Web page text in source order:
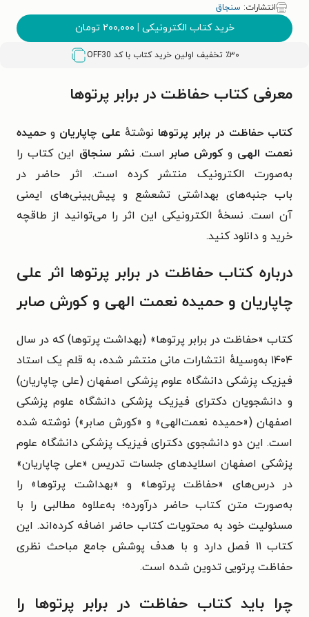
انتشارات: سنجاق
خرید کتاب الکترونیکی | ۲۰۰,۰۰۰ تومان
٪۳۰ تخفیف اولین خرید کتاب با کد OFF30
معرفی کتاب حفاظت در برابر پرتوها
کتاب حفاظت در برابر پرتوها نوشتهٔ علی چاپاریان و حمیده
نعمت الهی و کورش صابر است.نشر سنجاق این کتاب را
به‌صورت الکترونیک منتشر کرده است. اثر حاضر در
باب جنبه‌های بهداشتی تشعشع و پیش‌بینی‌های ایمنی
آن است. نسخهٔ الکترونیکی این اثر را می‌توانید از طاقچه
خرید و دانلود کنید.
درباره کتاب حفاظت در برابر پرتوها اثر علی
چاپاریان و حمیده نعمت الهی و کورش صابر
کتاب «حفاظت در برابر پرتوها» (بهداشت پرتوها) که در سال
۱۴۰۴ به‌وسیلهٔ انتشارات مانی منتشر شده، به قلم یک
استاد
فیزیک پزشکی دانشگاه علوم پزشکی اصفهان (علی چاپاریان)
ودانشجویان دکترای فیزیک پزشکی دانشگاه علوم پزشکی
اصفهان («حمیده نعمت‌الهی» و «کورش صابر ») نوشته شده
است. این دودانشجوی دکترای فیزیک پزشکی دانشگاه علوم
پزشکی اصفهان اسلایدهای جلسات تدریس «علی چاپاریان»
در درس‌های «حفاظت پرتوها» و «بهداشت پرتوها» را
به‌صورت متن کتاب حاضر درآورده؛ به‌علاوه مطالبی را با
مسئولیت خود به محتویات کتاب حاضر اضافه کرده‌اند. این
کتاب ۱۱ فصل دارد و
با هدف پوشش جامع مباحث نظری
حفاظت پرتویی تدوین شده است.
چرا باید کتاب حفاظت در برابر پرتوها را